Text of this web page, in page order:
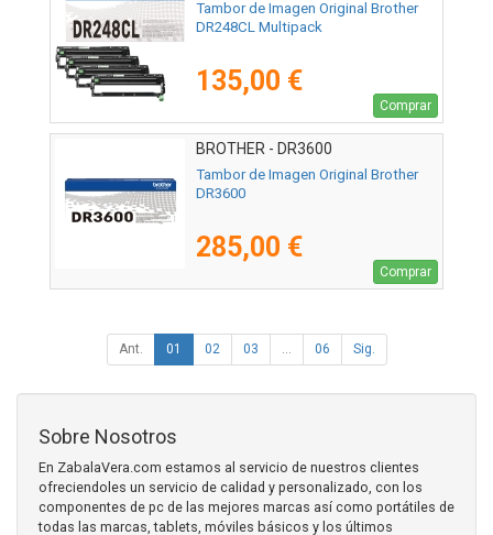
Tambor de Imagen Original Brother
DR248CL Multipack
135,00 €
Comprar
BROTHER - DR3600
Tambor de Imagen Original Brother
DR3600
285,00 €
Comprar
Ant. 01 02 03 ... 06 Sig.
Sobre Nosotros
En ZabalaVera.com estamos al servicio de nuestros clientes
ofreciendoles un servicio de calidad y personalizado, con los
componentes de pc de las mejores marcas así como portátiles de
todas las marcas, tablets, móviles básicos y los últimos